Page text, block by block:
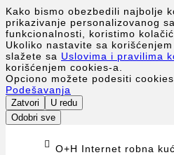
Kako bismo obezbedili najbolje
prikazivanje personalizovanog
funkcionalnosti, koristimo
Ukoliko nastavite sa
slažete sa Uslovima i pravilima
korišćenjem cookies-a.
Opciono možete podesiti
Podešavanja
Zatvori
U redu
Odobri sve
 O+H Internet robna